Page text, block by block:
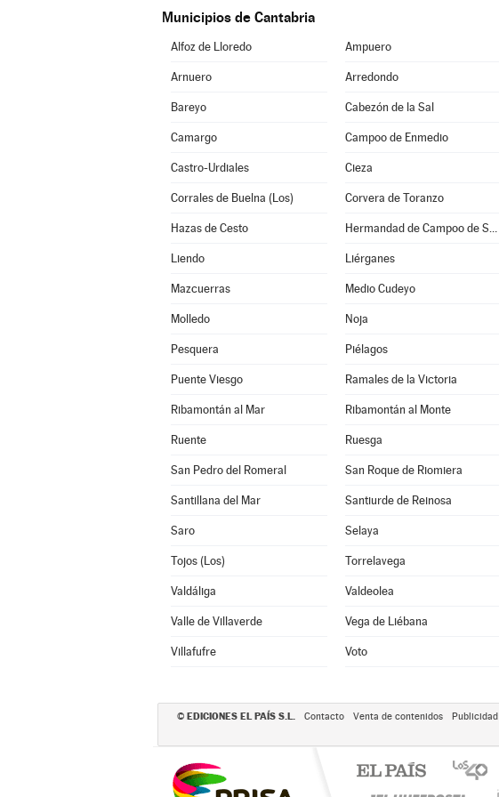
Municipios de Cantabria
Alfoz de Lloredo Ampuero
Arnuero Arredondo
Bareyo Cabezón de la Sal
Camargo Campoo de Enmedio
Castro-Urdiales Cieza
Corrales de Buelna (Los) Corvera de Toranzo
Hazas de Cesto Hermandad de Campoo de Suso
Liendo Liérganes
Mazcuerras Medio Cudeyo
Molledo Noja
Pesquera Piélagos
Puente Viesgo Ramales de la Victoria
Ribamontán al Mar Ribamontán al Monte
Ruente Ruesga
San Pedro del Romeral San Roque de Riomiera
Santillana del Mar Santiurde de Reinosa
Saro Selaya
Tojos (Los) Torrelavega
Valdáliga Valdeolea
Valle de Villaverde Vega de Liébana
Villafufre Voto
© EDICIONES EL PAÍS S.L. Contacto Venta de contenidos Publicidad